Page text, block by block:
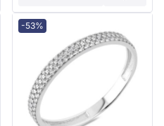
-53%